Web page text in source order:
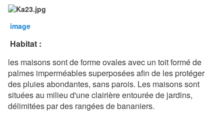
image
Habitat :
les maisons sont de forme ovales avec un toit formé de
palmes imperméables superposées afin de les protéger
des pluies abondantes, sans parois. Les maisons sont
situées au milieu d'une clairière entourée de jardins,
délimitées par des rangées de bananiers.